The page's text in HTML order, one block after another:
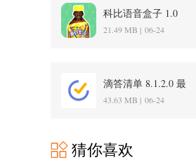
科比语音盒子 1.0
安卓版
21.49 MB | 06-24
滴答清单 8.1.2.0 最
新版
43.63 MB | 06-24
猜你喜欢